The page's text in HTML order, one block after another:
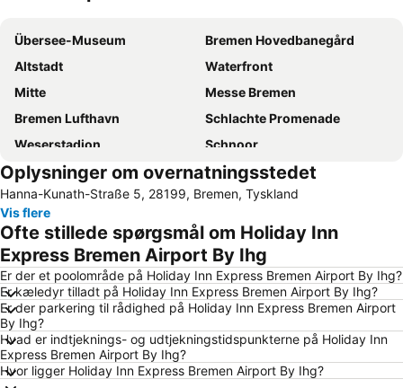
Udvid kort
Übersee-Museum
Bremen Hovedbanegård
Altstadt
Waterfront
Mitte
Messe Bremen
Bremen Lufthavn
Schlachte Promenade
Weserstadion
Schnoor
Bahnhofsvorstadt
Kattenturm
Im Viertel
Hemelingen
Alte Gilde
Steintor
Überseestadt
Stadionbad
Weser-Ems-Hallen
Universum Science Center
Stoppelmarkt
Atlantis
Die Glocke Concert Hall
Bremer Stadtmusikanten
Findorff-Bürgerweide
Neue Vahr Nord
Vegesack - Stadtteil
Oplysninger om overnatningsstedet
Hanna-Kunath-Straße 5, 28199, Bremen, Tyskland
Vis flere
Ofte stillede spørgsmål om Holiday Inn
Express Bremen Airport By Ihg
Er der et poolområde på Holiday Inn Express Bremen Airport By Ihg?
Er kæledyr tilladt på Holiday Inn Express Bremen Airport By Ihg?
Er der parkering til rådighed på Holiday Inn Express Bremen Airport
By Ihg?
Hvad er indtjeknings- og udtjekningstidspunkterne på Holiday Inn
Express Bremen Airport By Ihg?
Hvor ligger Holiday Inn Express Bremen Airport By Ihg?